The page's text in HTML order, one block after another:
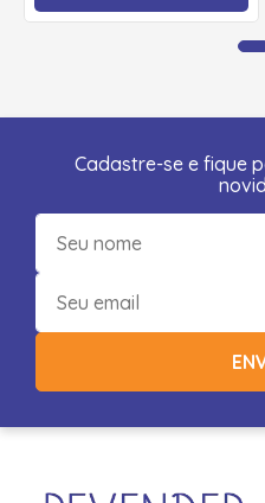
Cadastre-se e fique